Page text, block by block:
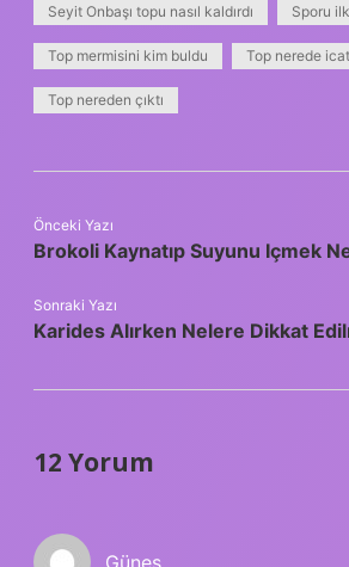
Seyit Onbaşı topu nasıl kaldırdı Sporu
Top mermisini kim buldu Top nerede
Top nereden çıktı
Önceki Yazı
Brokoli Kaynatıp Suyunu Içmek
Sonraki Yazı
Karides Alırken Nelere Dikkat
12 Yorum